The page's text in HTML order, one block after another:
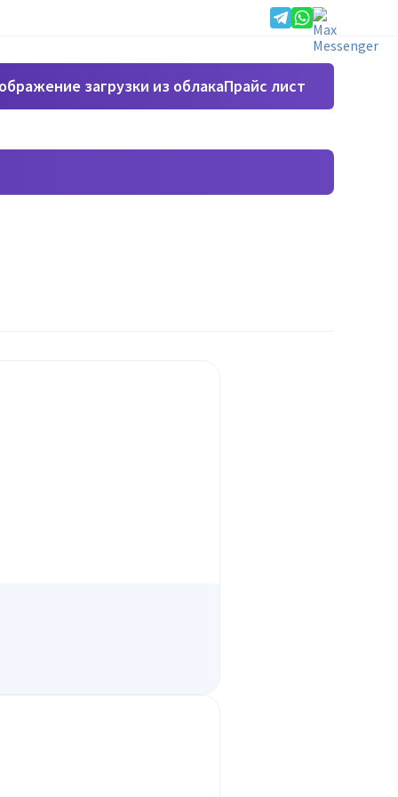
Прайс лист